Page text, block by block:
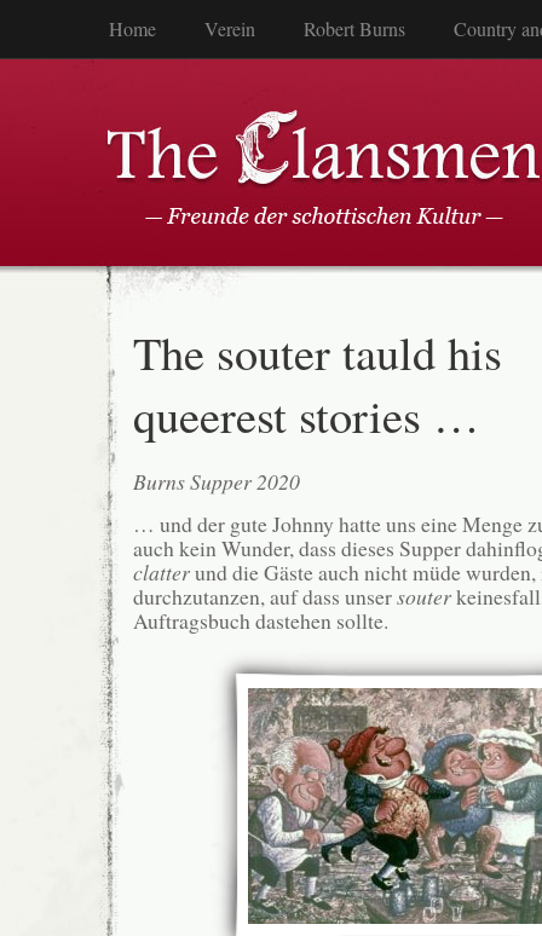
Home Verein Robert Burns Country
The souter tauld his
queerest stories …
Burns Supper 2020
… und der gute Johnny hatte uns eine Menge
auch kein Wunder, dass dieses Supper
clatterund die Gäste auch nicht müde
durchzutanzen, auf dass unsersouter
Auftragsbuch dastehen sollte.